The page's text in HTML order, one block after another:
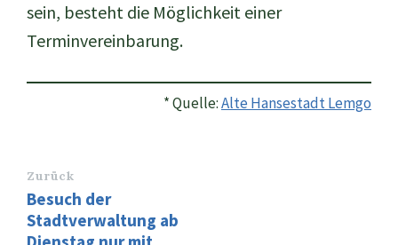
sein, besteht die Möglichkeit einer
Terminvereinbarung.
* Quelle:Alte Hansestadt Lemgo
Zurück
Besuch der
Stadtverwaltung ab